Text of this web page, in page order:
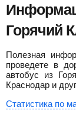
Горячий
Полезная
проведете в
автобус из
Краснодар и
Статистика по